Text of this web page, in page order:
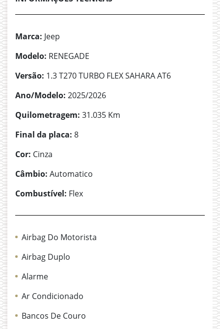
Marca: Jeep
Modelo: RENEGADE
Versão: 1.3 T270 TURBO FLEX SAHARA AT6
Ano/Modelo: 2025/2026
Quilometragem: 31.035 Km
Final da placa: 8
Cor: Cinza
Câmbio: Automatico
Combustível: Flex
Airbag Do Motorista
Airbag Duplo
Alarme
Ar Condicionado
Bancos De Couro